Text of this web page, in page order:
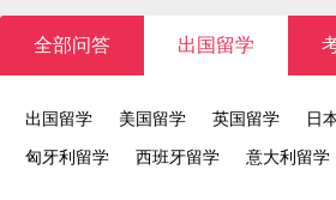
全部问答 出国留学
出国留学 美国留学 英国留学 日
匈牙利留学
西班牙留学 意大利留学